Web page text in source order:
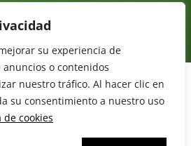
su experiencia de
o contenidos
nuestro tráfico. Al hacer clic en
su consentimiento a nuestro uso
de cookies